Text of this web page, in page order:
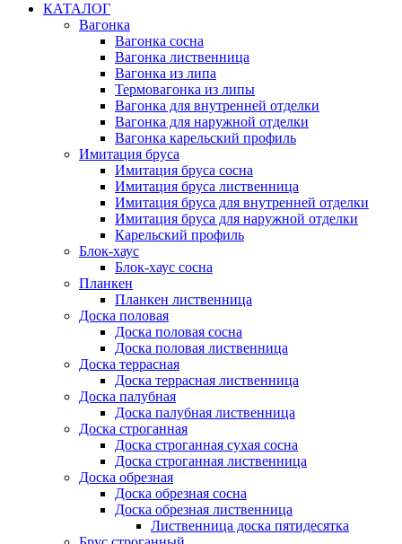
КАТАЛОГ
Вагонка
Вагонка сосна
Вагонка лиственница
Вагонка из липа
Термовагонка из липы
Вагонка для внутренней отделки
Вагонка для наружной отделки
Вагонка карельский профиль
Имитация бруса
Имитация бруса сосна
Имитация бруса лиственница
Имитация бруса для внутренней отделки
Имитация бруса для наружной отделки
Карельский профиль
Блок-хаус
Блок-хаус сосна
Планкен
Планкен лиственница
Доска половая
Доска половая сосна
Доска половая лиственница
Доска террасная
Доска террасная лиственница
Доска палубная
Доска палубная лиственница
Доска строганная
Доска строганная сухая сосна
Доска строганная лиственница
Доска обрезная
Доска обрезная сосна
Доска обрезная лиственница
Лиственница доска пятидесятка